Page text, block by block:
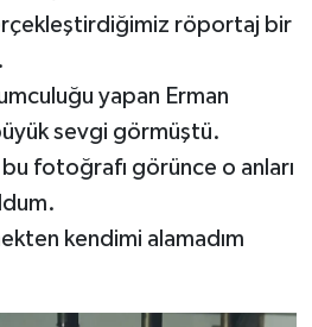
röportaj bir
yapan Erman
sevgi görmüştü.
bu fotoğrafı görünce o anları
kendimi alamadım